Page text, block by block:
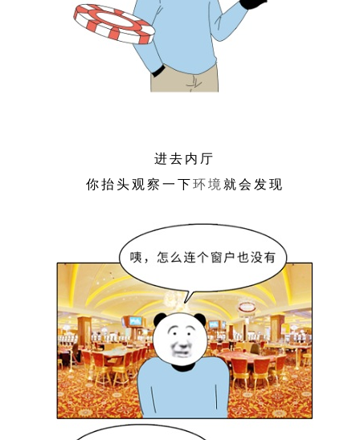
进去内厅
你抬头观察一下环境就会发现